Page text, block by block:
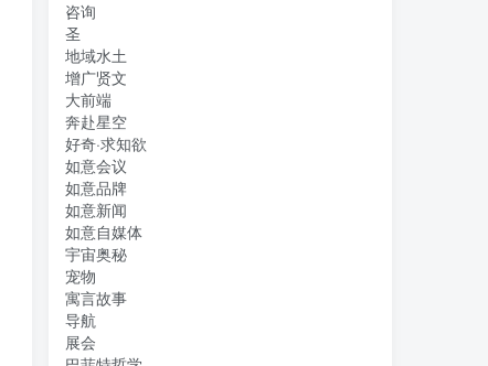
咨询
圣
地域水土
增广贤文
大前端
奔赴星空
好奇·求知欲
如意会议
如意品牌
如意新闻
如意自媒体
宇宙奥秘
宠物
寓言故事
导航
展会